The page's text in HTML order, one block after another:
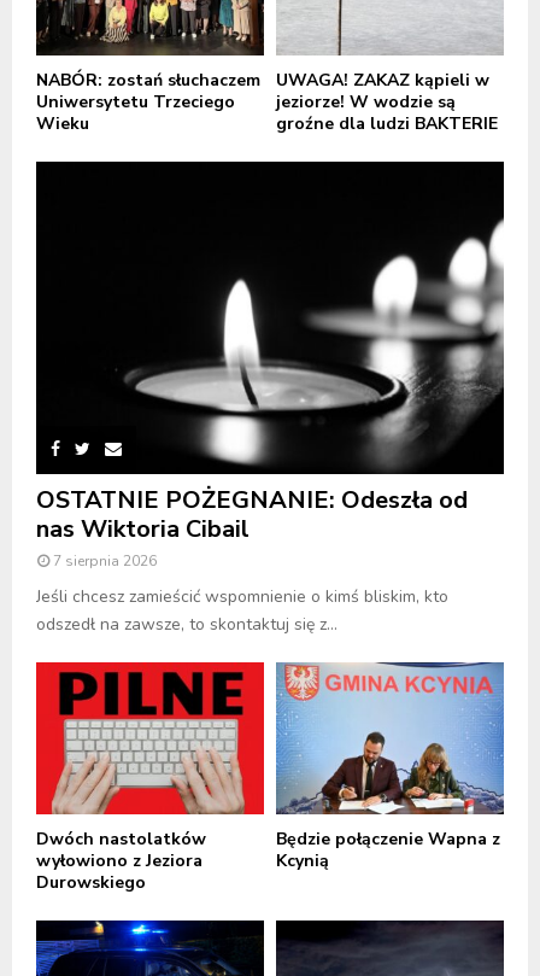
NABÓR: zostań słuchaczem
Uniwersytetu Trzeciego
Wieku
UWAGA! ZAKAZ kąpieli w
jeziorze! W wodzie są
groźne dla ludzi BAKTERIE
OSTATNIE POŻEGNANIE: Odeszła od
nas Wiktoria Cibail
7 sierpnia 2026
Jeśli chcesz zamieścić wspomnienie o kimś bliskim, kto
odszedł na zawsze, to skontaktuj się z...
Dwóch nastolatków
wyłowiono z Jeziora
Durowskiego
Będzie połączenie Wapna z
Kcynią